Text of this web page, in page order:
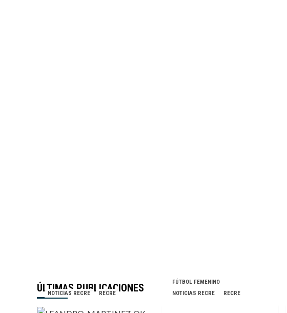
ÚLTIMAS PUBLICACIONES
NOTICIAS RECRE RECRE
FÚTBOL FEMENINO
NOTICIAS RECRE
RECRE